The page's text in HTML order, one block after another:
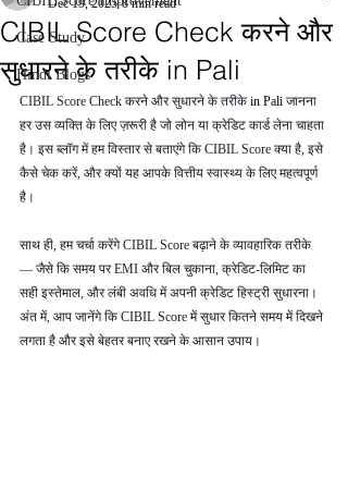
Case Study
Hindi Blogs
CIBIL Score Check करने और
सुधारने के तरीके in Pali
Dec 19, 2025 8 min read
CIBIL Score Check करने और सुधारने के तरीके in Pali जानना
हर उस व्यक्ति के लिए ज़रूरी है जो लोन या क्रेडिट कार्ड लेना चाहता
है। इस ब्लॉग में हम विस्तार से बताएंगे कि CIBIL Score क्या है, इसे
कैसे चेक करें, और क्यों यह आपके वित्तीय स्वास्थ्य के लिए महत्वपूर्ण
है।
साथ ही, हम चर्चा करेंगे CIBIL Score बढ़ाने के व्यावहारिक तरीके
— जैसे कि समय पर EMI और बिल चुकाना, क्रेडिट‑लिमिट का
सही इस्तेमाल, और लंबी अवधि में अपनी क्रेडिट हिस्ट्री सुधारना।
अंत में, आप जानेंगे कि CIBIL Score में सुधार कितने समय में दिखने
लगता है और इसे बेहतर बनाए रखने के आसान उपाय।